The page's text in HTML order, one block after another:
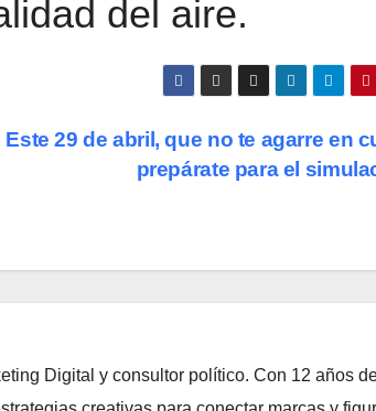
del aire.
Este 29 de abril, que no te agarre en
prepárate para el
Digital y consultor político. Con 12 años